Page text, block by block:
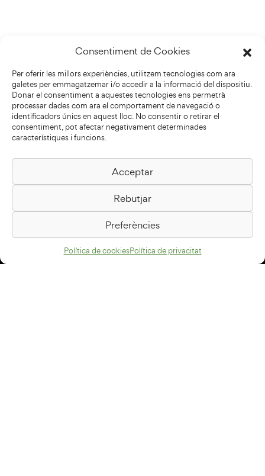
Consentiment de Cookies
Per oferir les millors experiències, utilitzem tecnologies com ara
galetes per emmagatzemar i/o accedir a la informació del dispositiu.
Donar el consentiment a aquestes tecnologies ens permetrà
processar dades com ara el comportament de navegació o
identificadors únics en aquest lloc. No consentir o retirar el
consentiment, pot afectar negativament determinades
característiques i funcions.
Acceptar
Rebutjar
Preferències
Política de cookiesPolítica de privacitat
Biblioteca Pilarin Bayés
Passeig de la Generalitat, 1
08500 Vic